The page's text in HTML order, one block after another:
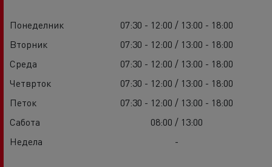
Понеделник
07:30 - 12:00 / 13:00 - 18:00
Вторник
07:30 - 12:00 / 13:00 - 18:00
Среда
07:30 - 12:00 / 13:00 - 18:00
Четврток
07:30 - 12:00 / 13:00 - 18:00
Петок
07:30 - 12:00 / 13:00 - 18:00
Сабота
08:00 / 13:00
Недела
-